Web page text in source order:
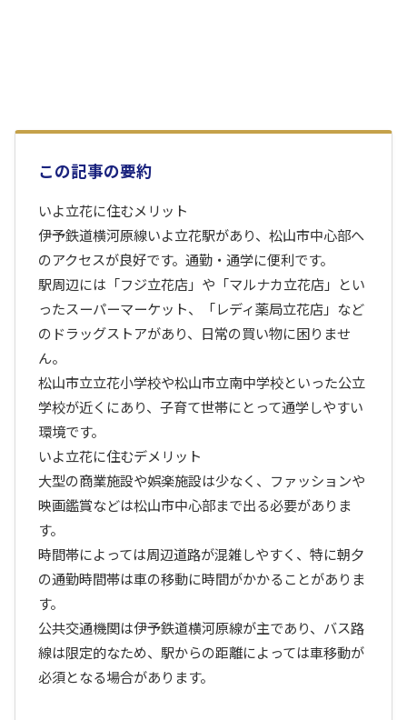
この記事の要約
いよ立花に住むメリット
伊予鉄道横河原線いよ立花駅があり、松山市中心部へ
のアクセスが良好です。通勤・通学に便利です。
駅周辺には「フジ立花店」や「マルナカ立花店」とい
ったスーパーマーケット、「レディ薬局立花店」など
のドラッグストアがあり、日常の買い物に困りませ
ん。
松山市立立花小学校や松山市立南中学校といった公立
学校が近くにあり、子育て世帯にとって通学しやすい
環境です。
いよ立花に住むデメリット
大型の商業施設や娯楽施設は少なく、ファッションや
映画鑑賞などは松山市中心部まで出る必要がありま
す。
時間帯によっては周辺道路が混雑しやすく、特に朝夕
の通勤時間帯は車の移動に時間がかかることがありま
す。
公共交通機関は伊予鉄道横河原線が主であり、バス路
線は限定的なため、駅からの距離によっては車移動が
必須となる場合があります。